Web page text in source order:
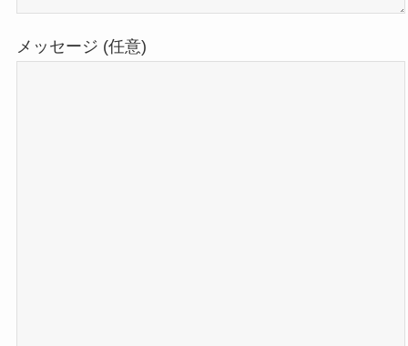
メッセージ (任意)